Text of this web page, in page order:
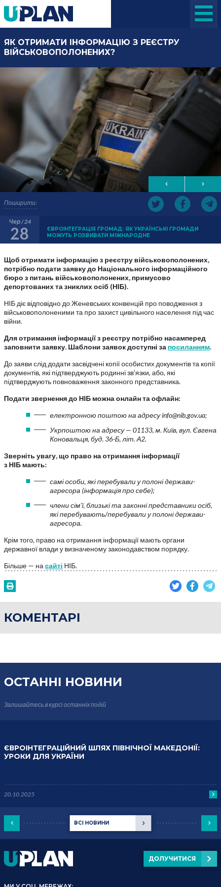
Поширити:
ЯК ОТРИМАТИ ІНФОРМАЦІЮ З РЕЄСТРУ
ВІЙСЬКОВОПОЛОНЕНИХ?
Чер / 24
28
ЄВРОІНТЕГРАЦІЯ ГРОМАД: ЯК УКРАЇНСЬКІ ГРОМАДИ
МОЖУТЬ РОЗВИВАТИ МІЖНАРОДНЕ
Щоб отримати інформацію з реєстру військовополонених,
потрібно подати заявку до Національного інформаційного
бюро з питань військовополонених, примусово
депортованих та зниклих осіб (НІБ).
НІБ діє відповідно до Женевських конвенцій про поводження з
військовополоненими та про захист цивільного населення під час
війни.
Для отримання інформації з реєстру потрібно насамперед
заповнити заявку. Шаблони заявок доступні за посиланням.
До заяви слід додати засвідчені копії особистих документів та копії
документів, які підтверджують родинні зв’язки, або, які
підтверджують повноваження законного представника.
Подати звернення до НІБ можна онлайн та офлайн:
електронною поштою на адресу info@nib.gov.ua;
Укрпоштою на адресу — 01133, м. Київ, вул. Євгена
Коновальця, буд. 36-Б, літ. А2.
Зверніть увагу, що право на отримання інформації
з НІБ мають:
самі особи, які перебували у полоні держави-
агресора (інформація про себе);
члени сім’ї, близькі та законні представники осіб,
які перебувають/перебували у полоні держави-
агресора.
Крім того, право на отримання інформації мають органи
державної влади у визначеному законодавством порядку.
Більше — на сайті НІБ.
КОМЕНТАРІ
ОСТАННІ НОВИНИ
Залишайтесь в курсіостанніх подій
ВСІ НОВИНИ
ЄВРОІНТЕГРАЦІЙНИЙ ШЛЯХ ПІВНІЧНОЇ МАКЕДОНІЇ:
УРОКИ ДЛЯ УКРАЇНИ
20.10.2025
ДОЛУЧИТИСЯ